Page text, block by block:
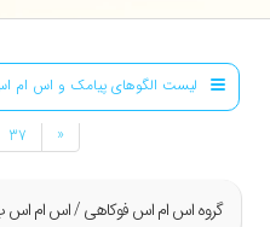
لیست الگوهای پیامک و اس ام
گروه اس ام اس فوکاهی / اس ام
37 «